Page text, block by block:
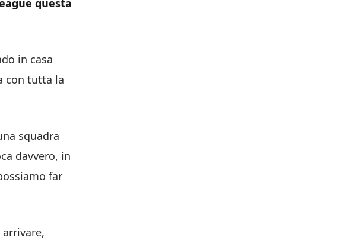
questa
in casa
con tutta la
squadra
davvero, in
far